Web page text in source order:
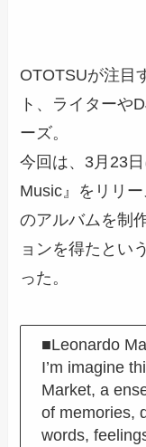
OTOTSUが注目
ト、ライターや
ーズ。
今回は、3月23
Music』をリリ
のアルバムを制
ョンを得たとい
った。
■Leonardo
I’m imagine
Market, a
of memories,
words,